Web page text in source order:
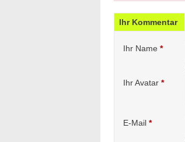
Ihr Kommentar
Ihr Name *
Ihr Avatar *
E-Mail *